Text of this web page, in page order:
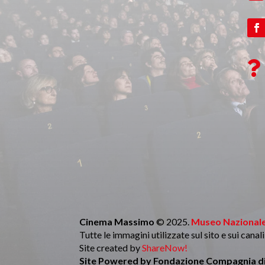

Cinema Massimo© 2025. Museo
Tutte le immagini utilizzate sul sito e sui
Site created byShareNow!
Site Powered by Fondazione Compagnia